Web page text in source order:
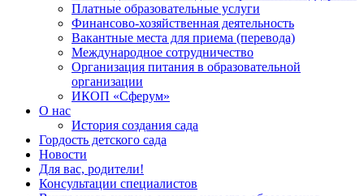
Платные образовательные услуги
Финансово-хозяйственная деятельность
Вакантные места для приема (перевода)
Международное сотрудничество
Организация питания в образовательной
организации
ИКОП «Сферум»
О нас
История создания сада
Гордость детского сада
Новости
Для вас, родители!
Консультации специалистов